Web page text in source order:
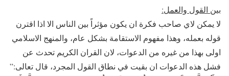
بين القول والعمل:
لا يمكن لاي صاحب فكرة ان يكون مؤثراً بين الناس الا اذا اقترن
قوله بعمله، وهذا مفهوم الاستقامة بشكل عام، والمنهج الاسلامي
اولى بهذا من غيره من الدعوات، لان القران الكريم تحدث عن
فشل هذه الدعوات ان بقيت في نطاق القول المجرد، قال تعالى:”